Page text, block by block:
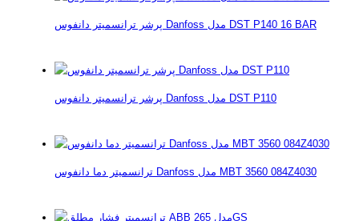
پرشر ترانسمیتر دانفوس Danfoss مدل DST P140 16 BAR
پرشر ترانسمیتر دانفوس Danfoss مدل DST P110
ترانسمیتر دما دانفوس Danfoss مدل MBT 3560 084Z4030